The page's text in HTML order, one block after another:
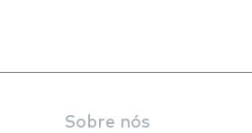
Sobre nós